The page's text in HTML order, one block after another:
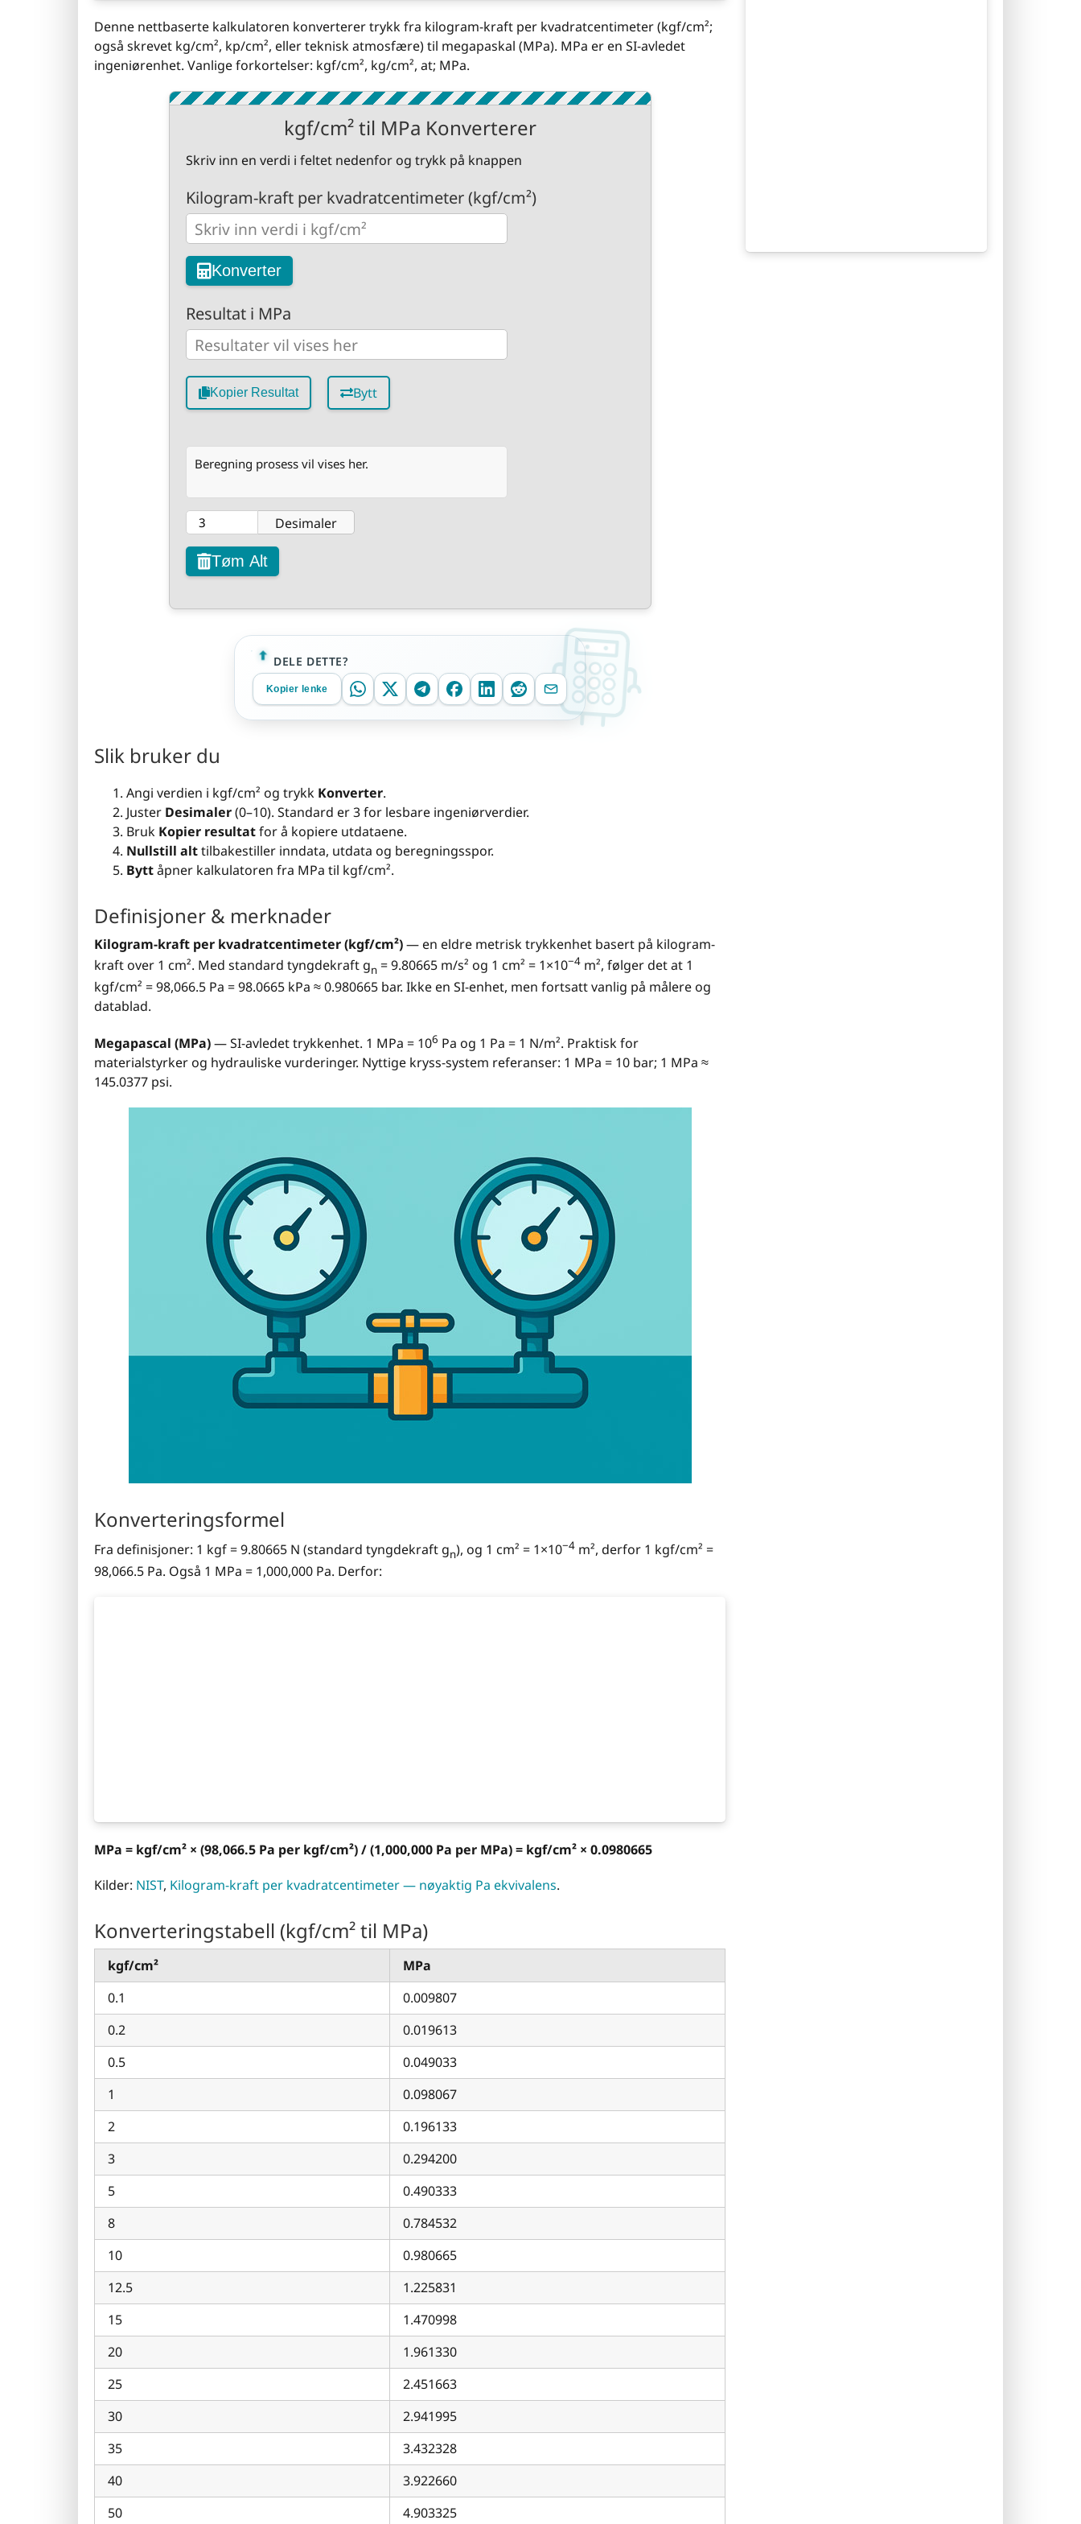
Denne nettbaserte kalkulatoren konverterer trykk fra kilogram-kraft per kvadratcentimeter (kgf/cm²;
også skrevet kg/cm², kp/cm², eller teknisk atmosfære) til megapaskal (MPa). MPa er en SI-avledet
ingeniørenhet. Vanlige forkortelser: kgf/cm², kg/cm², at; MPa.
kgf/cm² til MPa Konverterer
Skriv inn en verdi i feltet nedenfor og trykk på knappen
Kilogram-kraft per kvadratcentimeter (kgf/cm²)
Konverter
Resultat i MPa
Kopier Resultat Bytt
Beregning prosess vil vises her.
Desimaler
Tøm Alt
DELE DETTE?
Kopier lenke
Slik bruker du
Angi verdien i kgf/cm² og trykk Konverter.
Juster Desimaler(0–10). Standard er 3 for lesbare ingeniørverdier.
Bruk Kopier resultatfor å kopiere utdataene.
Nullstill alttilbakestiller inndata, utdata og beregningsspor.
Byttåpner kalkulatoren fra MPa til kgf/cm².
Definisjoner & merknader
Kilogram-kraft per kvadratcentimeter (kgf/cm²)— en eldre metrisk trykkenhet basert på kilogram-
kraft over 1 cm². Med standard tyngdekraft gn = 9.80665 m/s² og 1 cm² = 1×10−4 m², følger det at 1
kgf/cm² = 98,066.5 Pa = 98.0665 kPa ≈ 0.980665 bar. Ikke en SI-enhet, men fortsatt vanlig på målere og
datablad.
Megapascal (MPa)— SI-avledet trykkenhet. 1 MPa = 106 Pa og 1 Pa = 1 N/m². Praktisk for
materialstyrker og hydrauliske vurderinger. Nyttige kryss-system referanser: 1 MPa = 10 bar; 1 MPa ≈
145.0377 psi.
Konverteringsformel
Fra definisjoner: 1 kgf = 9.80665 N (standard tyngdekraft gn), og 1 cm² = 1×10−4 m², derfor 1 kgf/cm² =
98,066.5 Pa. Også 1 MPa = 1,000,000 Pa. Derfor:
MPa = kgf/cm² × (98,066.5 Pa per kgf/cm²) / (1,000,000 Pa per MPa) = kgf/cm² × 0.0980665
Kilder: NIST, Kilogram-kraft per kvadratcentimeter — nøyaktig Pa ekvivalens.
Konverteringstabell (kgf/cm² til MPa)
kgf/cm²
MPa
0.1
0.009807
0.2
0.019613
0.5
0.049033
1
0.098067
2
0.196133
3
0.294200
5
0.490333
8
0.784532
10
0.980665
12.5
1.225831
15
1.470998
20
1.961330
25
2.451663
30
2.941995
35
3.432328
40
3.922660
50
4.903325